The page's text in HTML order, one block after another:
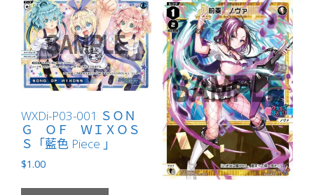
有
LB」
數
量
WXDi-P03-001 ＳＯＮ
Ｇ ＯＦ ＷＩＸＯＳ
Ｓ「藍色 Piece 」
$1.00